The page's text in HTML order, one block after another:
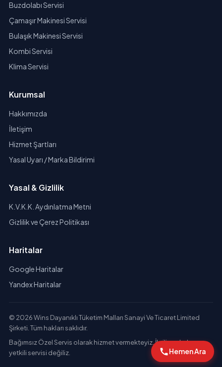
Buzdolabı Servisi
Çamaşır Makinesi Servisi
Bulaşık Makinesi Servisi
Kombi Servisi
Klima Servisi
Kurumsal
Hakkımızda
İletişim
Hizmet Şartları
Yasal Uyarı / Marka Bildirimi
Yasal & Gizlilik
K.V.K.K. Aydınlatma Metni
Gizlilik ve Çerez Politikası
Haritalar
Google Haritalar
Yandex Haritalar
© 2026 Wins Dayanıklı Tüketim Malları Sanayi Ve Ticaret Limited
Şirketi. Tüm hakları saklıdır.
Bağımsız Özel Servis olarak hizmet vermekteyiz. İlgili markaların
yetkili servisi değiliz.
Hemen Ara